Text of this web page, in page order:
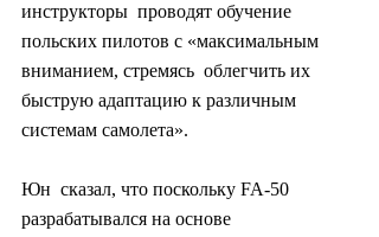
инструкторы  проводят обучение
польских пилотов с «максимальным
вниманием, стремясь  облегчить их
быструю адаптацию к различным
системам самолета».
Юн  сказал, что поскольку FA-50
разрабатывался на основе